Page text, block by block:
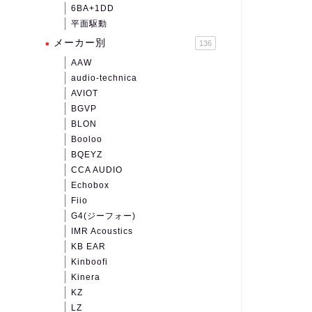
6BA+1DD
平面駆動
メーカー別 136
AAW
audio-technica
AVIOT
BGVP
BLON
Booloo
BQEYZ
CCA AUDIO
Echobox
Fiio
G4(ジーフォー)
IMR Acoustics
KB EAR
Kinboofi
Kinera
KZ
LZ